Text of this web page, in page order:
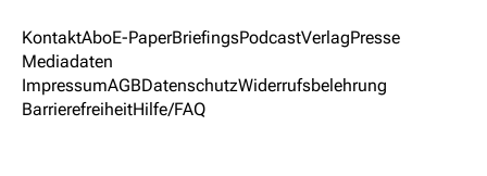
KontaktAboE-PaperBriefingsPodcastVerlagPresse
Mediadaten
ImpressumAGBDatenschutzWiderrufsbelehrung
BarrierefreiheitHilfe/FAQ